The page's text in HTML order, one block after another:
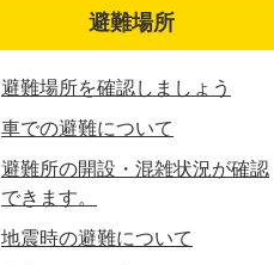
避難場所
避難場所を確認しましょう
車での避難について
避難所の開設・混雑状況が確認
できます。
地震時の避難について